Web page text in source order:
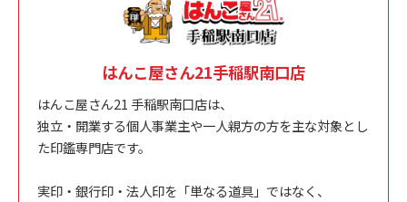
はんこ屋さん21手稲駅南口店
はんこ屋さん21 手稲駅南口店は、
独立・開業する個人事業主や一人親方の方を主な対象とし
た印鑑専門店です。
実印・銀行印・法人印を「単なる道具」ではなく、